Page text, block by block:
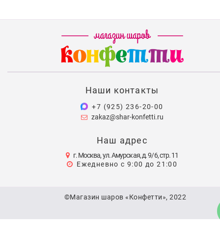
Наши контакты
+7 (925) 236-20-00
zakaz@shar-konfetti.ru
Наш адрес
г. Москва, ул. Амурская, д. 9/6, стр. 11
Ежедневно с 9:00 до 21:00
©Магазин шаров «Конфетти», 2022